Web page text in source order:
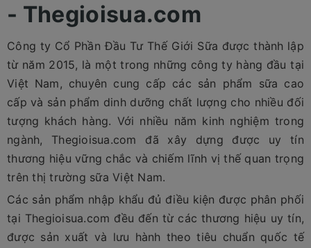
- Thegioisua.com
Công ty Cổ Phần Đầu Tư Thế Giới Sữa được thành lập
từ năm 2015, là một trong những công ty hàng đầu tại
Việt Nam, chuyên cung cấp các sản phẩm sữa cao
cấp và sản phẩm dinh dưỡng chất lượng cho nhiều đối
tượng khách hàng. Với nhiều năm kinh nghiệm trong
ngành, Thegioisua.com đã xây dựng được uy tín
thương hiệu vững chắc và chiếm lĩnh vị thế quan trọng
trên thị trường sữa Việt Nam.
Các sản phẩm nhập khẩu đủ điều kiện được phân phối
tại Thegioisua.com đều đến từ các thương hiệu uy tín,
được sản xuất và lưu hành theo tiêu chuẩn quốc tế